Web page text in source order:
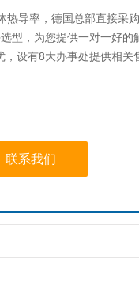
热导率，德国总部直接采
型，为您提供一对一好的
设有8大办事处提供相关
联系我们